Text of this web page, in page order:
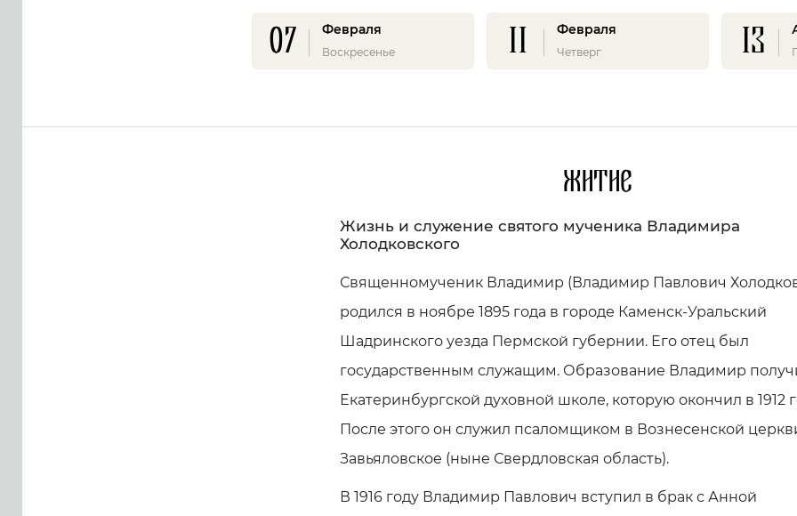
07 Февраля
Воскресенье 11 Февраля
Четверг 13
Житие
Жизнь и служение святого мученика Владимира
Холодковского
Священномученик Владимир (Владимир Павлович
родился в ноябре 1895 года в городе Каменск-Уральский
Шадринского уезда Пермской губернии. Его отец был
государственным служащим. Образование Владимир
Екатеринбургской духовной школе, которую окончил в 1912
После этого он служил псаломщиком в Вознесенской
Завьяловское (ныне Свердловская область).
В 1916 году Владимир Павлович вступил в брак с Анной